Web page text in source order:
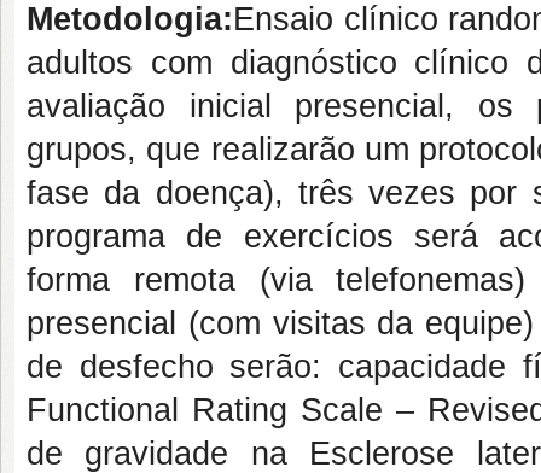
Metodologia:Ensaio clínico
adultos com diagnóstico clínico
avaliação inicial presencial, os
grupos, que realizarão um
fase da doença), três vezes por
programa de exercícios será
forma remota (via
presencial (com visitas da
de desfecho serão: capacidade
Functional Rating Scale –
de gravidade na Esclerose